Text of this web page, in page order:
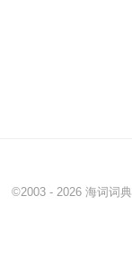
©2003 - 2026 海词词典